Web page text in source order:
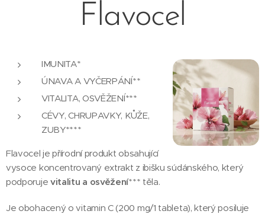
Flavocel
IMUNITA*
ÚNAVA A VYČERPÁNÍ**
VITALITA, OSVĚŽENÍ***
CÉVY, CHRUPAVKY, KŮŽE,
ZUBY****
Flavocel je přírodní produkt obsahující
vysoce koncentrovaný extrakt z ibišku súdánského, který
podporuje vitalitu a osvěžení*** těla.
Je obohacený o vitamin C (200 mg/1 tableta), který posiluje